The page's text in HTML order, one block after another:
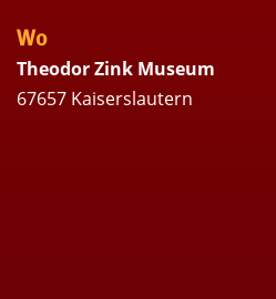
Wo
Theodor Zink Museum
67657 Kaiserslautern